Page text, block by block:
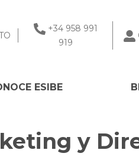
+34 958 991
919
ESIBE
y